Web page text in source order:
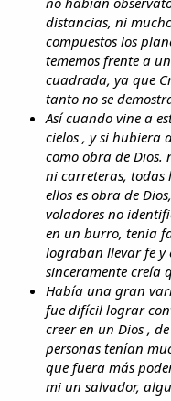
distancias, ni
compuestos los
tememos frente a
cuadrada, ya que
tanto no se
Así cuando vine a
cielos , y si hubiera
como obra de Dios.
ni carreteras, todas
ellos es obra de
voladores no
en un burro, tenia
lograban llevar fe y
sinceramente creía
Había una gran
fue difícil lograr
creer en un Dios ,
personas tenían
que fuera más
mi un salvador,